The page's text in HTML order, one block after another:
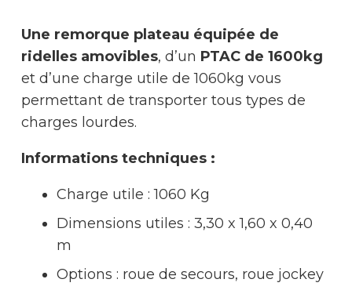
Une remorque plateau équipée de
ridelles amovibles, d’un PTAC de 1600kg
et d’une charge utile de 1060kg vous
permettant de transporter tous types de
charges lourdes.
Informations techniques :
Charge utile : 1060 Kg
Dimensions utiles : 3,30 x 1,60 x 0,40
m
Options : roue de secours, roue jockey